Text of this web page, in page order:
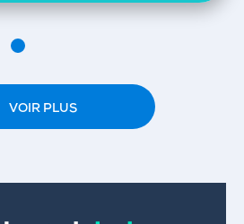
VOIR PLUS